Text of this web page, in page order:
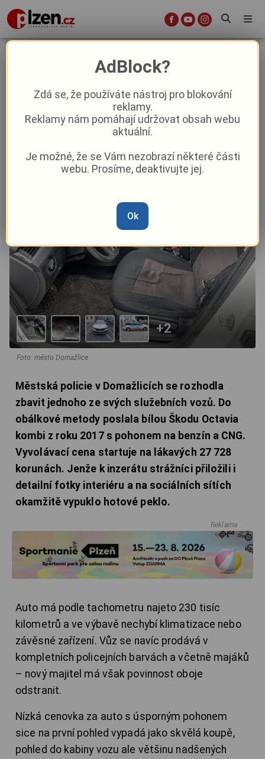
„To se nestydíte tohle inzerovat?“
Domažličtí strážníci schytali kritiku
za prodej Octavie
Aktuality Aktuálně Z kraje
Anna Raková –26. 6. 10:37
+2
Foto: město Domažlice
Městská policie v Domažlicích se rozhodla
zbavit jednoho ze svých služebních vozů. Do
obálkové metody poslala bílou Škodu Octavia
kombi z roku 2017 s pohonem na benzín a CNG.
Vyvolávací cena startuje na lákavých 27 728
korunách. Jenže k inzerátu strážníci přiložili i
detailní fotky interiéru a na sociálních sítích
okamžitě vypuklo hotové peklo.
Reklama
Auto má podle tachometru najeto 230 tisíc
kilometrů a ve výbavě nechybí klimatizace nebo
závěsné zařízení. Vůz se navíc prodává v
kompletních policejních barvách a včetně majáků
– nový majitel má však povinnost oboje
odstranit.
Nízká cenovka za auto s úsporným pohonem
sice na první pohled vypadá jako skvělá koupě,
pohled do kabiny vozu ale většinu nadšených
AdBlock?
Zdá se, že používáte nástroj pro blokování
reklamy.
Reklamy nám pomáhají udržovat obsah webu
aktuální.
Je možné, že se Vám nezobrazí některé části
webu. Prosíme, deaktivujte jej.
Ok